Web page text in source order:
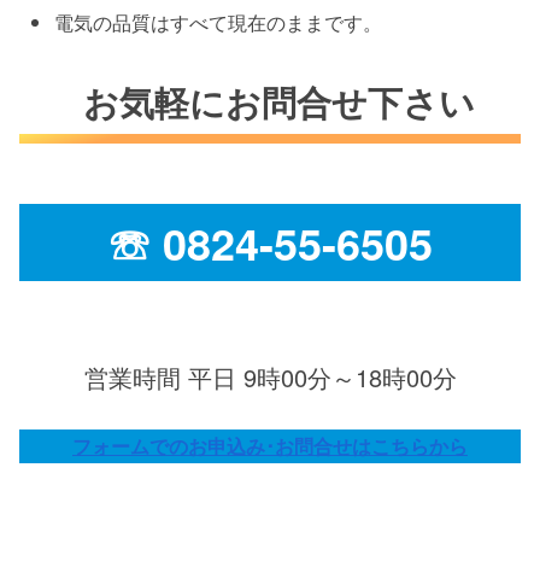
電気の品質はすべて現在のままです。
お気軽にお問合せ下さい
☏ 0824-55-6505
営業時間 平日 9時00分～18時00分
フォームでのお申込み･お問合せはこちらから